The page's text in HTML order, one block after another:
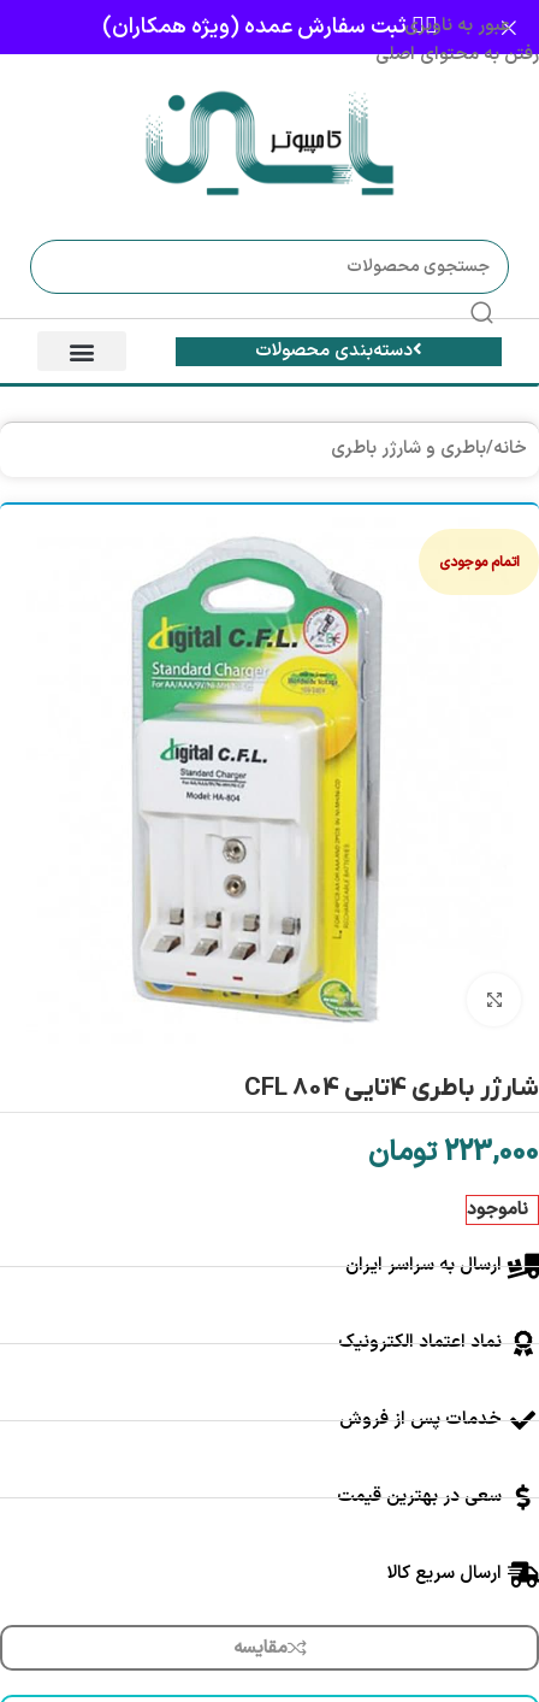
عبور به ناوبری
رفتن به محتوای اصلی
👈🏻 ثبت سفارش عمده (ویژه همکاران)
دسته‌بندی محصولات
خانه/باطری و شارژر باطری
اتمام موجودی
بزرگنمایی تصویر
شارژر باطری 4تایی CFL 804
223,000تومان
ناموجود
ارسال به سراسر ایران
نماد اعتماد الکترونیک
خدمات پس از فروش
سعی در بهترین قیمت
ارسال سریع کالا
مقایسه